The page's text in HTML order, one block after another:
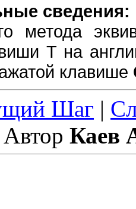
сведения:
метода
T на
клавише
Шаг |
Автор Каев